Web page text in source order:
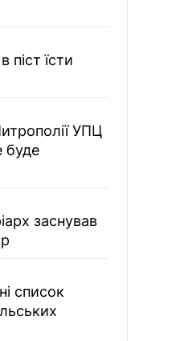
їсти
УПЦ
буде
заснував
список